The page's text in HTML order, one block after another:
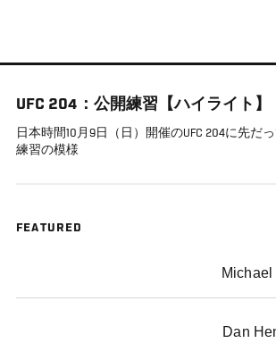
ン
ン
テ
ン
移
UFC 204：公開練習【ハイライト】
日本時間10月9日（日）開催のUFC 204に先だ
練習の模様
FEATURED
Dan